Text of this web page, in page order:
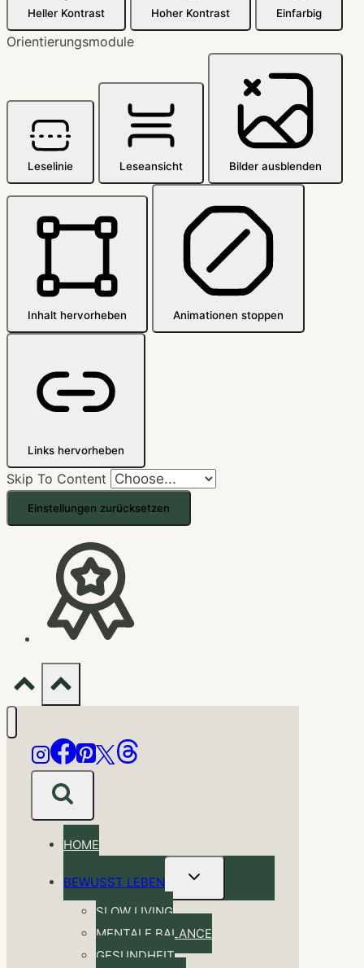
Heller Kontrast Hoher Kontrast Einfarbig
Orientierungsmodule
Leselinie Leseansicht Bilder ausblenden
Inhalt hervorheben Animationen stoppen
Links hervorheben
Skip To Content
Einstellungen zurücksetzen
HOME
BEWUSST LEBEN
Untermenü
SLOW LIVING
MENTALE BALANCE
GESUNDHEIT